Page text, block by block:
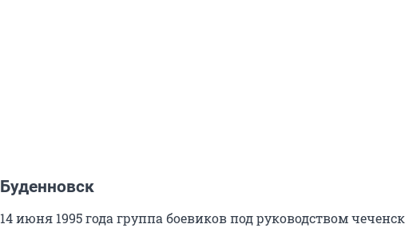
Буденновск
14 июня 1995 года группа боевиков под руководством